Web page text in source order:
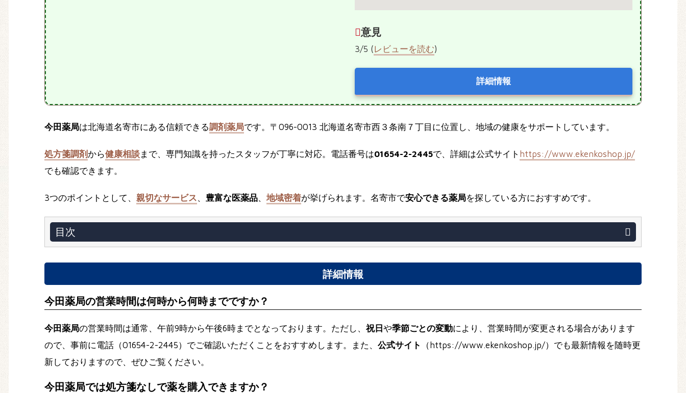
意見
3/5 (レビューを読む)
詳細情報
今田薬局は北海道名寄市にある信頼できる調剤薬局です。〒096-0013 北海道名寄市西３条南７丁目に位置し、地域の健康をサポートしています。
処方箋調剤 から健康相談まで、専門知識を持ったスタッフが丁寧に対応。電話番号は01654-2-2445で、詳細は公式サイト https://www.ekenkoshop.jp/
でも確認できます。
3つのポイントとして、 親切なサービス、 豊富な医薬品、 地域密着が挙げられます。名寄市で安心できる薬局を探している方におすすめです。
目次
詳細情報
今田薬局の営業時間は何時から何時までですか？
今田薬局の営業時間は通常、午前9時から午後6時までとなっております。ただし、祝日や季節ごとの変動により、営業時間が変更される場合があります
ので、事前に電話（01654-2-2445）でご確認いただくことをおすすめします。また、 公式サイト
（https://www.ekenkoshop.jp/）でも最新情報を随時更
新しておりますので、ぜひご覧ください。
今田薬局では処方箋なしで薬を購入できますか？